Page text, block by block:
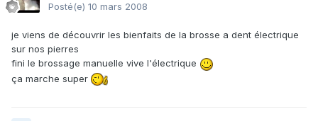
Posté(e) 10 mars 2008
je viens de découvrir les bienfaits de la brosse a dent électrique
sur nos pierres
fini le brossage manuelle vive l'électrique
ça marche super